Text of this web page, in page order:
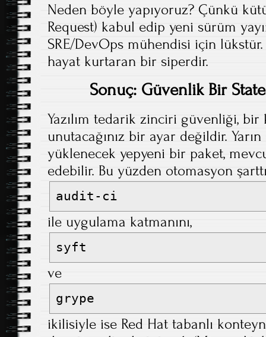
Neden böyle yapıyoruz? Çünkü
Request) kabul edip yeni sürüm
SRE/DevOps mühendisi için
hayat kurtaran bir siperdir.
Sonuç: Güvenlik Bir
Yazılım tedarik zinciri güvenliği, bir
unutacağınız bir ayar değildir.
yüklenecek yepyeni bir paket,
edebilir. Bu yüzden otomasyon
audit-ci
ile uygulama katmanını,
syft
ve
grype
ikilisiyle ise Red Hat tabanlı